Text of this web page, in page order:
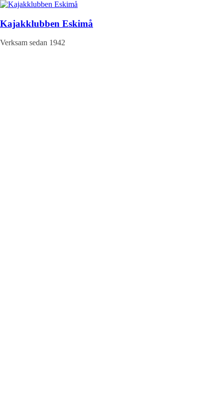
Hoppa
innehåll
Kajakklubben Eskimå
Verksam sedan 1942